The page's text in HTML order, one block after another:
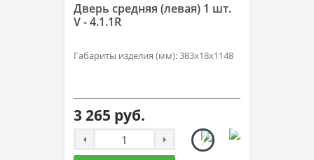
Дверь средняя (левая) 1 шт.
V - 4.1.1R
Габариты изделия (мм): 383х18х1148
3 265 руб.